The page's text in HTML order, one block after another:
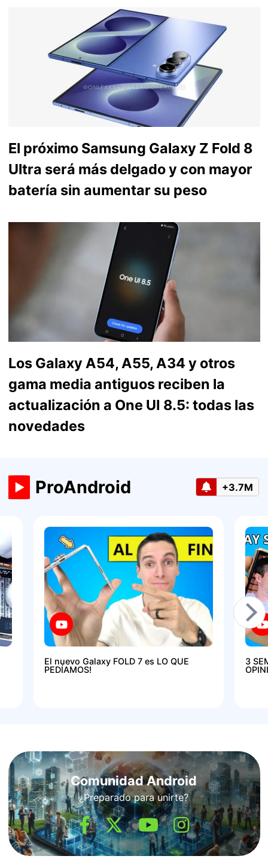
El próximo Samsung Galaxy Z Fold 8
Ultra será más delgado y con mayor
batería sin aumentar su peso
Los Galaxy A54, A55, A34 y otros
gama media antiguos reciben la
actualización a One UI 8.5: todas las
novedades
ProAndroid +3.7M
El nuevo Galaxy FOLD 7 es LO QUE
PEDÍAMOS!
3
Comunidad Android
¿Preparado para unirte?